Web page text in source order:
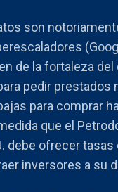
son
de la fortaleza del
pedir prestados
para comprar
que el
debe ofrecer
inversores a su